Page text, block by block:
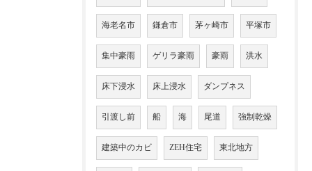
海老名市 鎌倉市 茅ヶ崎市 平塚市
集中豪雨 ゲリラ豪雨 豪雨 洪水
床下浸水 床上浸水 ダンプネス
引渡し前 船 海 尾道 強制乾燥
建築中のカビ ZEH住宅 東北地方